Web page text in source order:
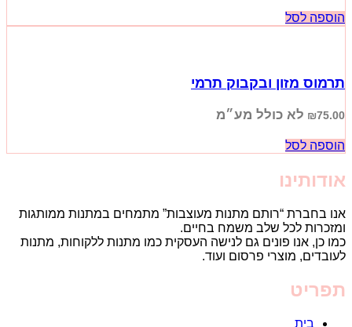
הוספה לסל
תרמוס מזון ובקבוק תרמי
₪75.00 לא כולל מע״מ
הוספה לסל
אודותינו
אנו בחברת “רותם מתנות מעוצבות” מתמחים במתנות ממותגות
ומזכרות לכל שלב משמח בחיים.
כמו כן, אנו פונים גם לנישה העסקית כמו מתנות ללקוחות, מתנות
לעובדים, מוצרי פרסום ועוד.
תפריט
בית